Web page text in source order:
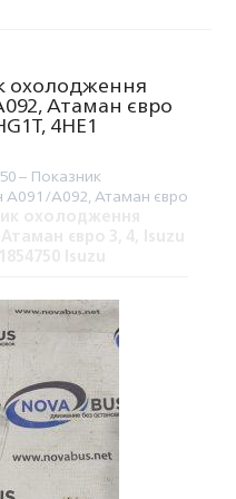
охолодження
Атаман євро
4HE1
– Показник
А092, Атаман євро